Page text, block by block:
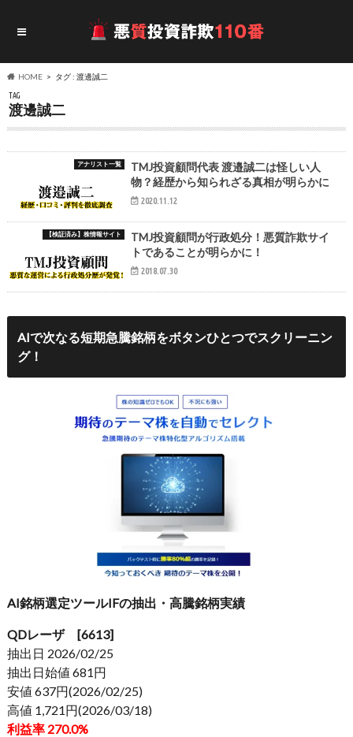
HOME タグ : 渡邊誠二
TAG
渡邊誠二
アナリスト一覧
TMJ投資顧問代表 渡邉誠二は怪しい人
物？経歴から知られざる真相が明らかに
2020.11.12
【検証済み】株情報サイト
TMJ投資顧問が行政処分！悪質詐欺サイ
トであることが明らかに！
2018.07.30
AIで次なる短期急騰銘柄をボタンひとつでスクリーニン
グ！
AI銘柄選定ツールIFの抽出・高騰銘柄実績
QDレーザ [6613]
抽出日 2026/02/25
抽出日始値 681円
安値 637円(2026/02/25)
高値 1,721円(2026/03/18)
利益率 270.0%